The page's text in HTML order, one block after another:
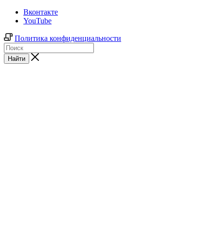
Вконтакте
YouTube
Политика конфиденциальности
Найти